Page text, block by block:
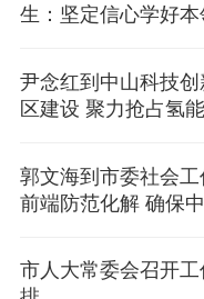
生：坚定信心学好
尹念红到中山科技
区建设 聚力抢占氢
郭文海到市委社会
前端防范化解 确保
市人大常委会召开